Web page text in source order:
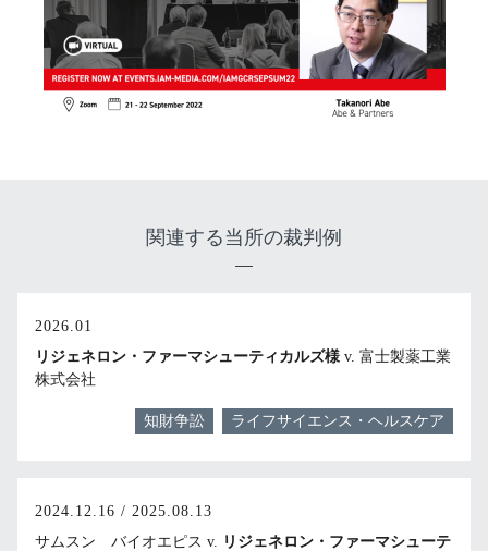
関連する当所の裁判例
2026.01
リジェネロン・ファーマシューティカルズ様 v. 富士製薬工業
株式会社
知財争訟 ライフサイエンス・ヘルスケア
2024.12.16 / 2025.08.13
サムスン バイオエピス v.
リジェネロン・ファーマシューテ